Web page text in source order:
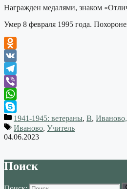
Награжден медалями, знаком
Умер 8 февраля 1995 года.
Odnoklassniki
VK
Telegram
Viber
WhatsApp
Skype1941-1945: ветераны, В,
Иваново, Учитель
04.06.2023
Поиск